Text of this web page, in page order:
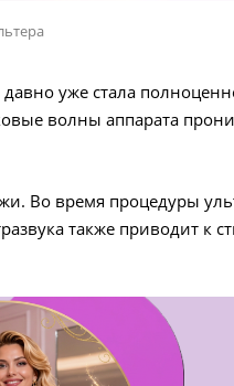
уже стала
волны аппарата
Во время процедуры
также приводит к